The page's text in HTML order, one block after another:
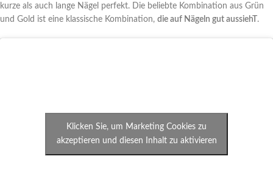
kurze als auch lange Nägel perfekt. Die beliebte Kombination aus Grün
und Gold ist eine klassische Kombination, die auf Nägeln gut aussiehT .
Klicken Sie, um Marketing Cookies zu
akzeptieren und diesen Inhalt zu aktivieren